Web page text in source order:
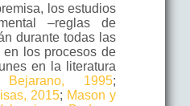
los estudios
–reglas de
durante todas las
los procesos de
en la literatura
Bejarano, 1995;
2015; Mason y